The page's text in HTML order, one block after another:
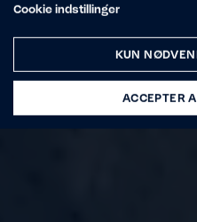
Cookie indstillinger
KUN
ACCEPTER